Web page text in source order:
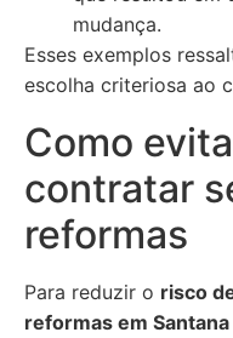
mudança.
Esses exemplos
escolha criteriosa ao
Como
contratar
reformas
Para reduzir o risco
reformas em